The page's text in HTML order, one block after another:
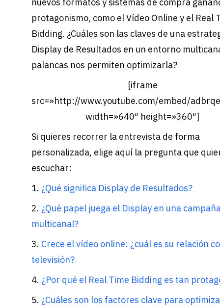
protagonismo, como el Vídeo Online y el Real
Bidding. ¿Cuáles son las claves de una
Display de Resultados en un entorno
palancas nos permiten optimizarla?
[iframe
src=»http://www.youtube.com/embed/
width=»640″ height=»360″]
Si quieres recorrer la entrevista de forma
personalizada, elige aquí la pregunta que
escuchar:
1. ¿Qué significa Display de Resultados?
2. ¿Qué papel juega el Display en una
multicanal?
3. Crece el vídeo online: ¿cuál es su relación
televisión?
4. ¿Por qué el Real Time Bidding es tan
5. ¿Cuáles son los factores clave para